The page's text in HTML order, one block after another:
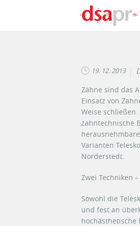
19. 12. 2013
Zähne sind das
Einsatz von
Weise
zahntechnische
Varianten
Norderstedt.
Zwei Techniken
Sowohl die
und fest an
hochästhetische